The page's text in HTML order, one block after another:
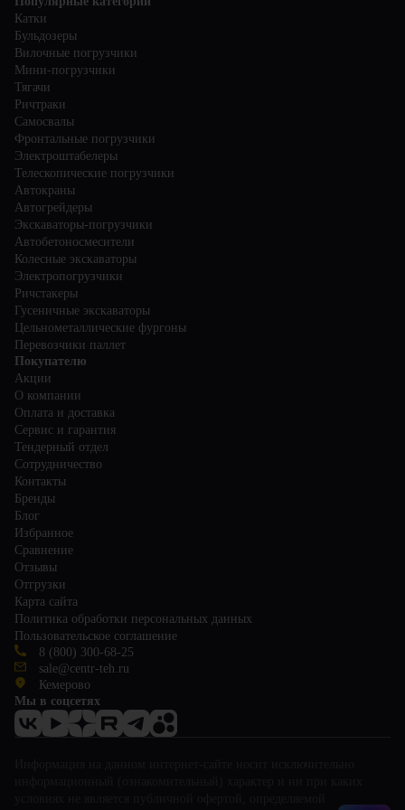
Катки
Бульдозеры
Вилочные погрузчики
Мини-погрузчики
Тягачи
Ричтраки
Самосвалы
Фронтальные погрузчики
Электроштабелеры
Телескопические погрузчики
Автокраны
Автогрейдеры
Экскаваторы-погрузчики
Автобетоносмесители
Колесные экскаваторы
Электропогрузчики
Ричстакеры
Гусеничные экскаваторы
Цельнометаллические фургоны
Перевозчики паллет
Покупателю
Акции
О компании
Оплата и доставка
Сервис и гарантия
Тендерный отдел
Сотрудничество
Контакты
Бренды
Блог
Избранное
Сравнение
Отзывы
Отгрузки
Карта сайта
Политика обработки персональных данных
Пользовательское соглашение
8 (800) 300-68-25
sale@centr-teh.ru
Кемерово
Мы в соцсетях